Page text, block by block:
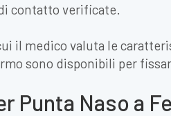
contatto verificate.
il medico valuta le
sono disponibili per
Punta Naso a